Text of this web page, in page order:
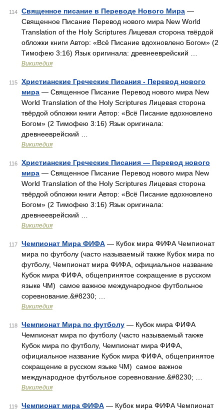
114 Священное писание в Переводе Нового Мира —
Священное Писание Перевод нового мира New World
Translation of the Holy Scriptures Лицевая сторона твёрдой
обложки книги Автор: «Всё Писание вдохновлено Богом» (2
Тимофею 3:16) Язык оригинала: древнееврейский …
Википедия
115
Христианские Греческие Писания - Перевод нового
мира — Священное Писание Перевод нового мира New
World Translation of the Holy Scriptures Лицевая сторона
твёрдой обложки книги Автор: «Всё Писание вдохновлено
Богом» (2 Тимофею 3:16) Язык оригинала:
древнееврейский …
Википедия
116
Христианские Греческие Писания — Перевод нового
мира — Священное Писание Перевод нового мира New
World Translation of the Holy Scriptures Лицевая сторона
твёрдой обложки книги Автор: «Всё Писание вдохновлено
Богом» (2 Тимофею 3:16) Язык оригинала:
древнееврейский …
Википедия
117 Чемпионат Мира ФИФА — Кубок мира ФИФА Чемпионат
мира по футболу (часто называемый также Кубок мира по
футболу, Чемпионат мира ФИФА, официальное название
Кубок мира ФИФА, общепринятое сокращение в русском
языке ЧМ) самое важное международное футбольное
соревнование.&#8230; …
Википедия
118 Чемпионат Мира по футболу — Кубок мира ФИФА
Чемпионат мира по футболу (часто называемый также
Кубок мира по футболу, Чемпионат мира ФИФА,
официальное название Кубок мира ФИФА, общепринятое
сокращение в русском языке ЧМ) самое важное
международное футбольное соревнование.&#8230; …
Википедия
119 Чемпионат мира ФИФА — Кубок мира ФИФА Чемпионат